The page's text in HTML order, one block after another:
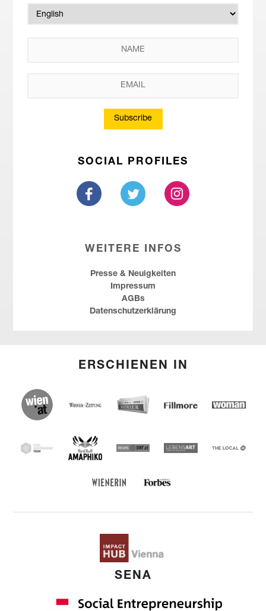
Subscribe
SOCIAL PROFILES
WEITERE INFOS
Presse & Neuigkeiten
Impressum
AGBs
Datenschutzerklärung
ERSCHIENEN IN
(English) wien.at
(English) Wiener Zeitung
(English) Kurier(English) Fillmore
Woman
SEF
(English) Red Bull Amaphiko
(English) news ORF(English) Lebensart
(English)
Wienerin Forbes Austria
SENA